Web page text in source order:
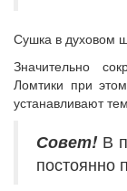
Сушка в духовом
Значительно
Ломтики при
устанавливают
Совет! В
постоянно